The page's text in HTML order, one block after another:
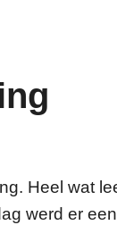
Heel wat
werd er